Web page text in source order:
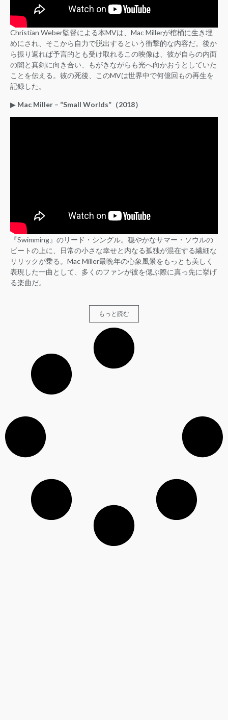
Christian Weber監督による本MVは、Mac Millerが棺桶に生き埋
めにされ、そこから自力で脱出するという衝撃的な内容だ。後か
ら振り返れば予言的とも受け取れるこの映像は、彼が自らの内面
の闇と真剣に向き合い、もがきながらも光へ向かおうとしていた
ことを伝える。彼の死後、このMVは世界中で何億回もの再生を
記録した。
▶︎ Mac Miller – “Small Worlds”（2018）
『Swimming』のリード・シングル。穏やかなサマー・ソウルの
ビートの上に、日常の小さな幸せと内なる孤独が混在する繊細な
リリックが乗る。Mac Miller最晩年の心象風景をもっとも美しく
表現した一曲として、多くのファンが彼を偲ぶ際に真っ先に挙げ
る楽曲だ。
もっと読む